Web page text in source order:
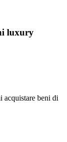
luxury
acquistare beni di